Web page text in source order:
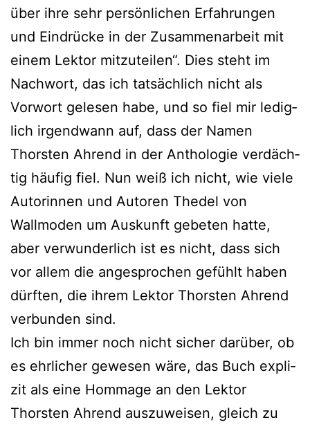
über ihre sehr per­sön­li­chen Erfahrungen
und Eindrücke in der Zusammenarbeit mit
einem Lektor mit­zu­tei­len“. Dies steht im
Nachwort, das ich tat­säch­lich nicht als
Vorwort gele­sen habe, und so fiel mir ledig­
lich irgend­wann auf, dass der Namen
Thorsten Ahrend in der Anthologie ver­däch­
tig häu­fig fiel. Nun weiß ich nicht, wie vie­le
Autorinnen und Autoren Thedel von
Wallmoden um Auskunft gebe­ten hat­te,
aber ver­wun­der­lich ist es nicht, dass sich
vor allem die ange­spro­chen gefühlt haben
dürf­ten, die ihrem Lektor Thorsten Ahrend
ver­bun­den sind.
Ich bin immer noch nicht sicher dar­über, ob
es ehr­li­cher gewe­sen wäre, das Buch expli­
zit als eine Hommage an den Lektor
Thorsten Ahrend aus­zu­wei­sen, gleich zu